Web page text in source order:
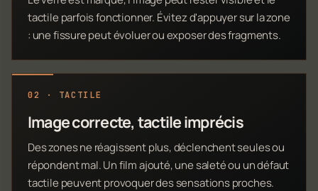
tactile parfois fonctionner. Évitez d'appuyer sur la zone
: une fissure peut évoluer ou exposer des fragments.
02 · TACTILE
Image correcte, tactile imprécis
Des zones ne réagissent plus, déclenchent seules ou
répondent mal. Un film ajouté, une saleté ou un défaut
tactile peuvent provoquer des sensations proches.